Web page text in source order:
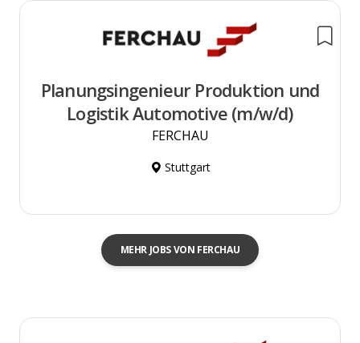
Planungsingenieur Produktion und
Logistik Automotive (m/w/d)
FERCHAU
Stuttgart
MEHR JOBS VON FERCHAU